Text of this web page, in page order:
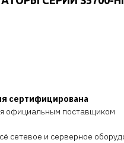
сертифицирована
официальным поставщиком
сетевое и серверное